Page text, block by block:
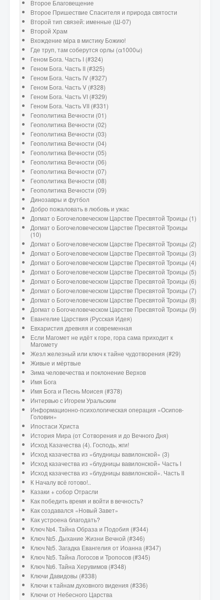
Второе Благовещение
Второе Пришествие Спасителя и природа святости
Второй тип связей: именные (Ш-07)
Второй Храм
Вхождение мiра в мистику Божию!
Где труп, там соберутся орлы (α1000ω)
Геном Бога. Часть I (#324)
Геном Бога. Часть II (#325)
Геном Бога. Часть IV (#327)
Геном Бога. Часть V (#328)
Геном Бога. Часть VI (#329)
Геном Бога. Часть VII (#331)
Геополитика Вечности (01)
Геополитика Вечности (02)
Геополитика Вечности (03)
Геополитика Вечности (04)
Геополитика Вечности (05)
Геополитика Вечности (06)
Геополитика Вечности (07)
Геополитика Вечности (08)
Геополитика Вечности (09)
Динозавры и футбол
Добро пожаловать в любовь и ужас
Догмат о Богочеловеческом Царстве Пресвятой Троицы (1)
Догмат о Богочеловеческом Царстве Пресвятой Троицы
(10)
Догмат о Богочеловеческом Царстве Пресвятой Троицы (2)
Догмат о Богочеловеческом Царстве Пресвятой Троицы (3)
Догмат о Богочеловеческом Царстве Пресвятой Троицы (4)
Догмат о Богочеловеческом Царстве Пресвятой Троицы (5)
Догмат о Богочеловеческом Царстве Пресвятой Троицы (6)
Догмат о Богочеловеческом Царстве Пресвятой Троицы (7)
Догмат о Богочеловеческом Царстве Пресвятой Троицы (8)
Догмат о Богочеловеческом Царстве Пресвятой Троицы (9)
Евангелие Царствия (Русская Идея)
Евхаристия древняя и современная
Если Магомет не идёт к горе, гора сама приходит к
Магомету
Жезл железный или ключ к тайне чудотворения (#29)
Живые и мёртвые
Зима человечества и поклонение Верхов
Имя Бога
Имя Бога и Песнь Моисея (#378)
Интервью с Игорем Уральским
Информационно-психологическая операция «Осипов-
Головин»
Ипостаси Христа
История Мира (от Сотворения и до Вечного Дня)
Исход Казачества (4). Господь, жги!
Исход казачества из «блудницы вавилонской» (3)
Исход казачества из «блудницы вавилонской» Часть I
Исход казачества из «блудницы вавилонской». Часть II
К Началу всё готово!..
Казаки + собор Отрасли
Как победить время и войти в вечность?
Как создавался «Новый Завет»
Как устроена благодать?
Ключ №4. Тайна Образа и Подобия (#344)
Ключ №5. Дыхание Жизни Вечной (#346)
Ключ №5. Загадка Евангелия от Иоанна (#347)
Ключ №5. Тайна Логосов и Тропосов (#345)
Ключ №6. Тайна Херувимов (#348)
Ключи Давидовы (#338)
Ключи к тайнам духовного видения (#336)
Ключи от Небесного Царства